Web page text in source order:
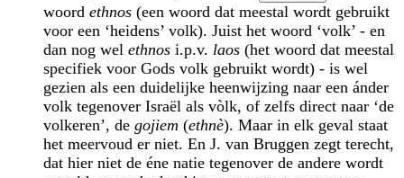
woord ethnos (een woord dat meestal wordt gebruikt
voor een ‘heidens’ volk). Juist het woord ‘volk’ - en
dan nog wel ethnos i.p.v. laos (het woord dat meestal
specifiek voor Gods volk gebruikt wordt) - is wel
gezien als een duidelijke heenwijzing naar een ánder
volk tegenover Israël als vòlk, of zelfs direct naar ‘de
volkeren’, de gojiem (ethnè). Maar in elk geval staat
het meervoud er niet. En J. van Bruggen zegt terecht,
dat hier niet de éne natie tegenover de andere wordt